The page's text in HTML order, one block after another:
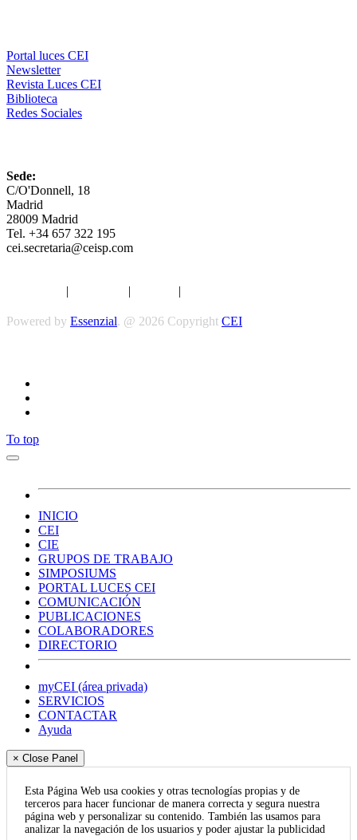
Portal luces CEI
Newsletter
Revista Luces CEI
Biblioteca
Redes Sociales
Sede:
C/O'Donnell, 18
Madrid
28009 Madrid
Tel. +34 657 322 195
cei.secretaria@ceisp.com
| | |
Powered by Essenzial. @ 2026 Copyright CEI
To top
INICIO
CEI
CIE
GRUPOS DE TRABAJO
SIMPOSIUMS
PORTAL LUCES CEI
COMUNICACIÓN
PUBLICACIONES
COLABORADORES
DIRECTORIO
myCEI (área privada)
SERVICIOS
CONTACTAR
Ayuda
× Close Panel
Esta Página Web usa cookies y otras tecnologías propias y de
terceros para hacer funcionar de manera correcta y segura nuestra
página web y personalizar su contenido. También las usamos para
analizar la navegación de los usuarios y poder ajustar la publicidad